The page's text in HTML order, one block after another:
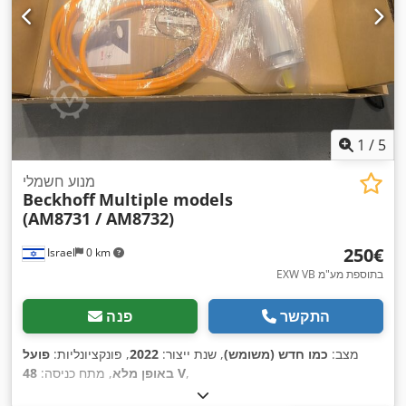
1 / 5
Israel 0 km
מנוע חשמלי
Beckhoff Multiple models
(AM8731 / AM8732)
‏250 ‏€
EXW VB בתוספת מע"מ
פנה התקשר
מצב: כמו חדש (משומש), שנת ייצור: 2022, פונקציונליות: פועל
באופן מלא, מתח כניסה: 48 V,